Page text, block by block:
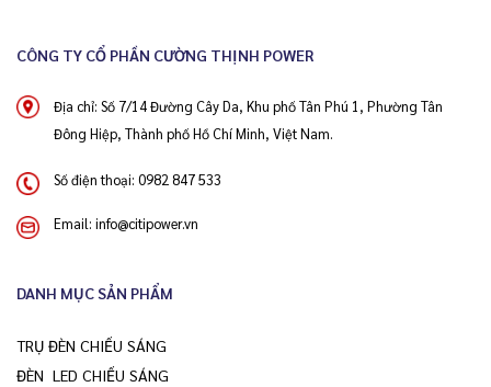
CÔNG TY CỔ PHẦN CƯỜNG THỊNH POWER
Địa chỉ: Số 7/14 Đường Cây Da, Khu phố Tân Phú 1, Phường Tân
Đông Hiệp, Thành phố Hồ Chí Minh, Việt Nam.
Số điện thoại: 0982 847 533
Email: info@citipower.vn
DANH MỤC SẢN PHẨM
TRỤ ĐÈN CHIẾU SÁNG
ĐÈN LED CHIẾU SÁNG